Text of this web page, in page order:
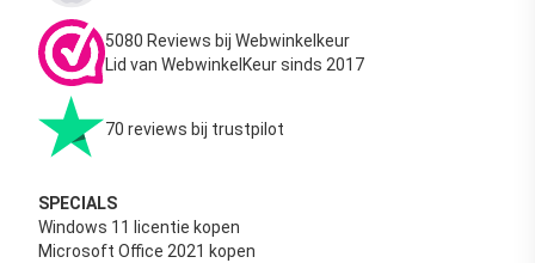
5080 Reviews bij Webwinkelkeur
Lid van WebwinkelKeur sinds 2017
70 reviews bij trustpilot
SPECIALS
Windows 11 licentie kopen
Microsoft Office 2021 kopen